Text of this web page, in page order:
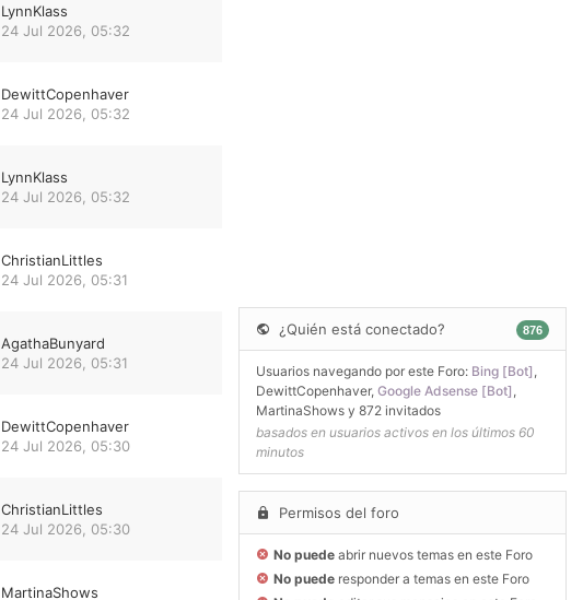
LynnKlass
24 Jul 2026, 05:32
DewittCopenhaver
24 Jul 2026, 05:32
LynnKlass
24 Jul 2026, 05:32
ChristianLittles
24 Jul 2026, 05:31
AgathaBunyard
24 Jul 2026, 05:31
DewittCopenhaver
24 Jul 2026, 05:30
ChristianLittles
24 Jul 2026, 05:30
MartinaShows
¿Quién está conectado? 876
Usuarios navegando por este Foro: Bing [Bot]
DewittCopenhaver, Google Adsense [Bot]
MartinaShows y 872 invitados
basados en usuarios activos en los últimos 60
minutos
Permisos del foro
No puede abrir nuevos temas en este Foro
No puede responder a temas en este Foro